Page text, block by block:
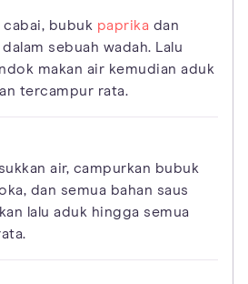
bubuk paprika dan
sebuah wadah. Lalu
makan air kemudian aduk
tercampur rata.
air, campurkan bubuk
dan semua bahan saus
lalu aduk hingga semua